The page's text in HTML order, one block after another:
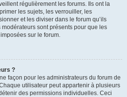
régulièrement les forums. Ils ont la
les sujets, les verrouiller, les
et les diviser dans le forum qu’ils
sont présents pour que les
sur le forum.
?
façon pour les administrateurs du forum de
utilisateur peut appartenir à plusieurs
des permissions individuelles. Ceci